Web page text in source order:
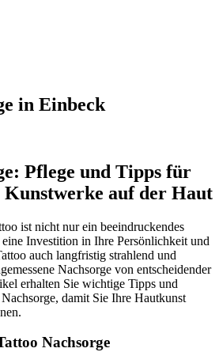
in Einbeck
Pflege und Tipps für
Kunstwerke auf der Haut
ist nicht nur ein beeindruckendes
Investition in Ihre Persönlichkeit und
auch langfristig strahlend und
Nachsorge von entscheidender
erhalten Sie wichtige Tipps und
damit Sie Ihre Hautkunst
Nachsorge